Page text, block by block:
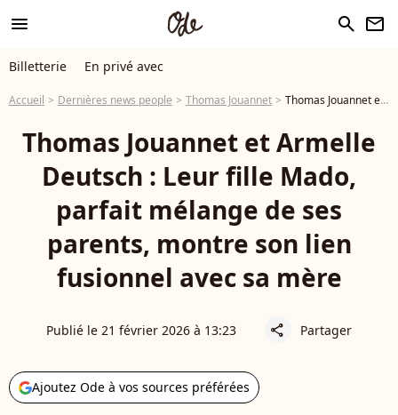
menu search newsletter
Billetterie En privé avec
Accueil Dernières news people Thomas Jouannet Thomas Jouannet et Armelle Deutsch : Leur fille Mado, parfait mélange de ses parents, montre son lien fusionnel avec sa mère
Thomas Jouannet et Armelle
Deutsch : Leur fille Mado,
parfait mélange de ses
parents, montre son lien
fusionnel avec sa mère
Publié le 21 février 2026 à 13:23 share Partager
Ajoutez Ode à vos sources préférées